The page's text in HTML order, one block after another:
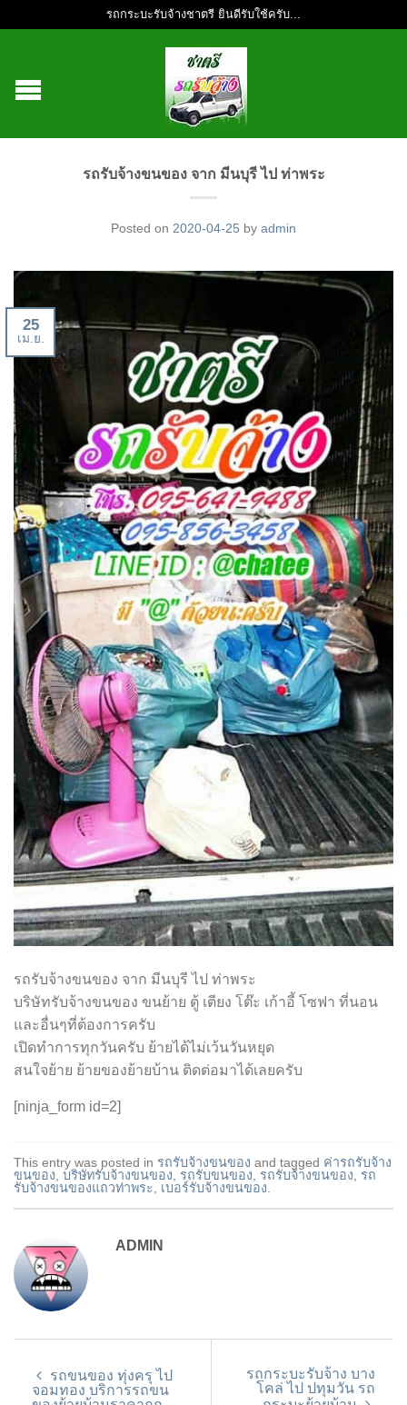
รถกระบะรับจ้างชาตรี ยินดีรับใช้ครับ...
รถรับจ้างขนของ จาก มีนบุรี ไป ท่าพระ
Posted on 2020-04-25 by admin
25
เม.ย.
รถรับจ้างขนของ จาก มีนบุรี ไป ท่าพระ
บริษัทรับจ้างขนของ ขนย้าย ตู้ เตียง โต๊ะ เก้าอี้ โซฟา ที่นอน
และอื่นๆที่ต้องการครับ
เปิดทำการทุกวันครับ ย้ายได้ไม่เว้นวันหยุด
สนใจย้าย ย้ายของย้ายบ้าน ติดต่อมาได้เลยครับ
[ninja_form id=2]
This entry was posted in รถรับจ้างขนของ and tagged ค่ารถรับจ้าง
ขนของ บริษัทรับจ้างขนของ รถรับขนของ รถรับจ้างขนของ
รถ
รับจ้างขนของแถวท่าพระ
เบอร์รับจ้างขนของ
ADMIN
รถขนของ ทุ่งครุ ไป
จอมทอง บริการรถขน
รถกระบะรับจ้าง บาง
โคล่ ไป ปทุมวัน รถ